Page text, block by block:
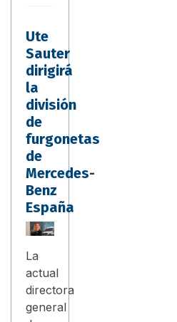
Ute
Sauter
dirigirá
la
división
de
furgonetas
de
Mercedes-
Benz
España
La
actual
directora
general